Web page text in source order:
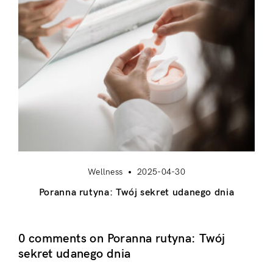
Wellness 2025-04-30
Poranna rutyna: Twój sekret udanego dnia
0 comments on Poranna rutyna: Twój
sekret udanego dnia